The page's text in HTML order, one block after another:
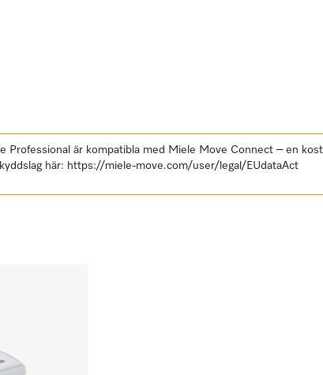
Professional är kompatibla med Miele Move Connect – en
här: https://miele-move.com/user/legal/EUdataAct